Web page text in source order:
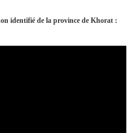
identifié de la province de Khorat :